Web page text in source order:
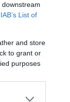
IAB’s List of
and store
to grant or
purposes